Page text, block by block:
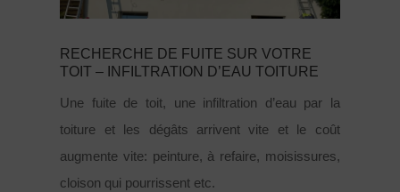
RECHERCHE DE FUITE SUR VOTRE
TOIT – INFILTRATION D’EAU TOITURE
Une fuite de toit, une infiltration d’eau par la
toiture et les dégâts arrivent vite et le coût
augmente vite: peinture, à refaire, moisissures,
cloison qui pourrissent etc.